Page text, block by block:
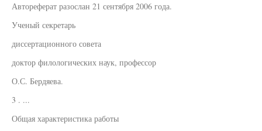
Автореферат разослан 21 сентября 2006 года.
Ученый секретарь
диссертационного совета
доктор филологических наук, профессор
О.С. Бердяева.
3 . ...
Общая характеристика работы